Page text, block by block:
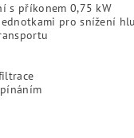
s příkonem 0,75 kW
pro snížení